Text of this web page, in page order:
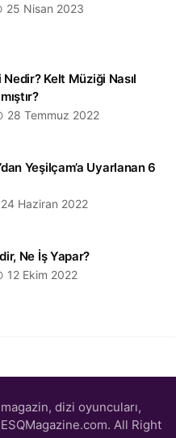
25 Nisan 2023
Kelt Müziği Nasıl
28 Temmuz 2022
Yeşilçam’a Uyarlanan 6
24 Haziran 2022
Ne İş Yapar?
12 Ekim 2022
dizi oyuncuları,
All Right